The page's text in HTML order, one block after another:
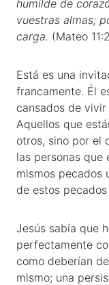
humilde de
vuestras almas;
carga. (Mateo
Está es una
francamente. Él
cansados de
Aquellos que
otros, sino por el
las personas que
mismos pecados
de estos
Jesús sabía que
perfectamente
como deberían
mismo; una